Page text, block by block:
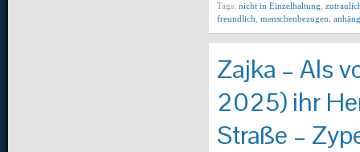
Tags: nicht in Einzelhaltung
freundlich menschenbezogen
Zajka – Als
2025) ihr
Straße –